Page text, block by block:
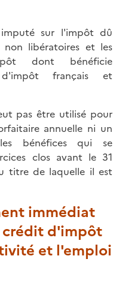
sur l'impôt dû
non libératoires et les
dont bénéficie
français et
pas être utilisé pour
annuelle ni un
bénéfices qui se
clos avant le 31
titre de laquelle il est
immédiat
crédit d'impôt
et l'emploi